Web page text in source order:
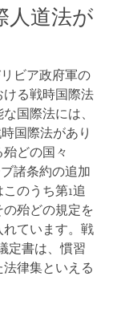
人道法が
ビア政府軍の
る戦時国際法
国際法には、
国際法があり
どの国々
諸条約の追加
のうち第1追
殆どの規定を
ています。戦
定書は、慣習
律集といえる